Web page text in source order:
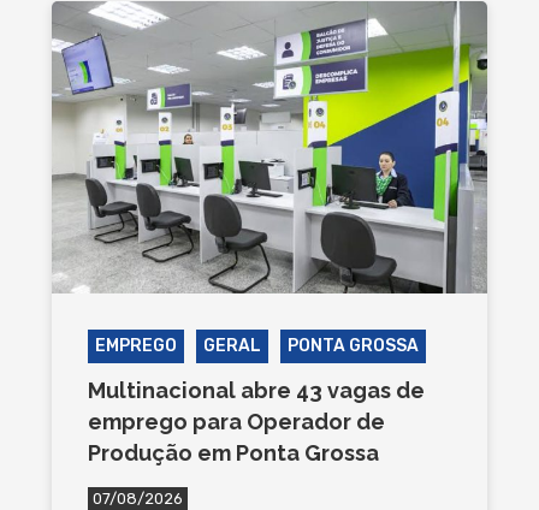
EMPREGO GERAL PONTA GROSSA
Multinacional abre 43 vagas de
emprego para Operador de
Produção em Ponta Grossa
07/08/2026